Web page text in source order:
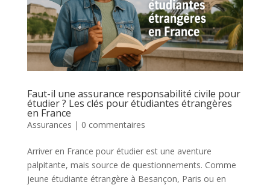
Faut-il une assurance responsabilité civile pour
étudier ? Les clés pour étudiantes étrangères
en France
Assurances | 0 commentaires
Arriver en France pour étudier est une aventure
palpitante, mais source de questionnements. Comme
jeune étudiante étrangère à Besançon, Paris ou en